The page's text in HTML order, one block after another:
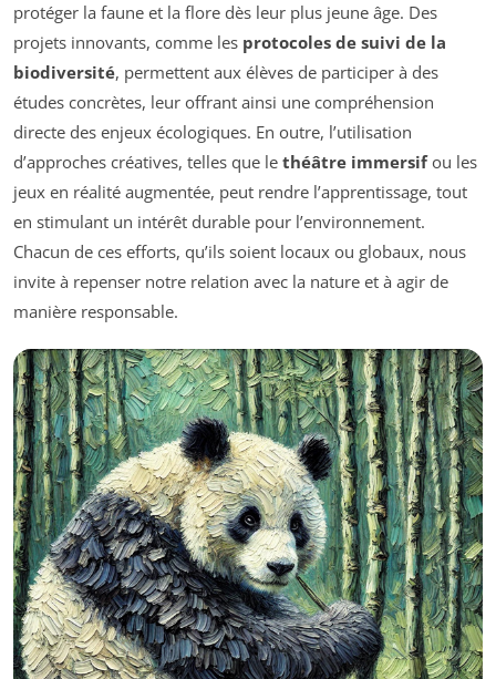
protéger la faune et la flore dès leur plus jeune âge. Des
projets innovants, comme les protocoles de suivi de la
biodiversité, permettent aux élèves de participer à des
études concrètes, leur offrant ainsi une compréhension
directe des enjeux écologiques. En outre, l’utilisation
d’approches créatives, telles que le théâtre immersifou les
jeux en réalité augmentée, peut rendre l’apprentissage, tout
en stimulant un intérêt durable pour l’environnement.
Chacun de ces efforts, qu’ils soient locaux ou globaux, nous
invite à repenser notre relation avec la nature et à agir de
manière responsable.